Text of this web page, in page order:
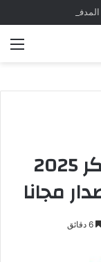
تحميل سبوتيفاي مهكر 2025
6 دقائق